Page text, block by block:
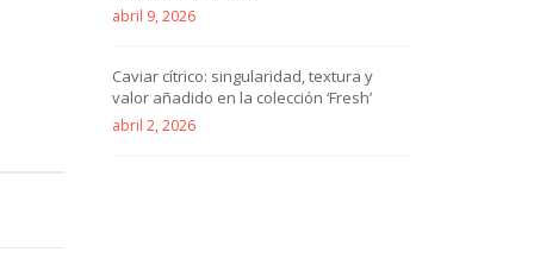
abril 9, 2026
Caviar cítrico: singularidad, textura y
valor añadido en la colección ‘Fresh’
abril 2, 2026